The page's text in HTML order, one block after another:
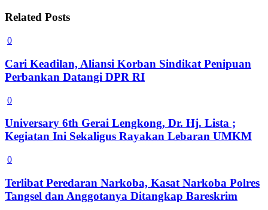
Related Posts
0
Cari Keadilan, Aliansi Korban Sindikat Penipuan
Perbankan Datangi DPR RI
0
Universary 6th Gerai Lengkong, Dr. Hj. Lista ;
Kegiatan Ini Sekaligus Rayakan Lebaran UMKM
0
Terlibat Peredaran Narkoba, Kasat Narkoba Polres
Tangsel dan Anggotanya Ditangkap Bareskrim